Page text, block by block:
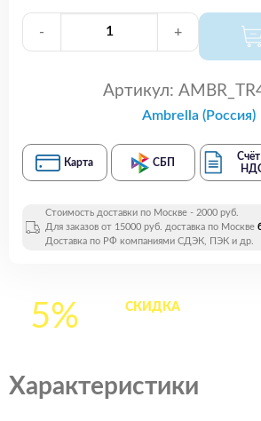
- +
Артикул:
Ambrella (Россия)
Карта СБП
Стоимость доставки по Москве - 2000 руб.
Для заказов от 15000 руб. доставка по Москве
Доставка по РФ компаниями СДЭК, ПЭК и др.
5% СКИДКАна все
Характеристики